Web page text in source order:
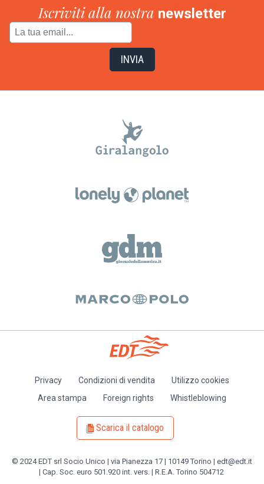
Iscriviti alla nostra newsletter
Privacy Condizioni di vendita
Utilizzo cookies
Area stampa
Foreign rights Whistleblowing
Scarica il catalogo
© 2024 EDT srl Socio Unico | via Pianezza 17 | 10149 Torino | edt@edt.it
| Cap. Soc. euro 501.920 int. vers. | R.E.A. Torino 504712